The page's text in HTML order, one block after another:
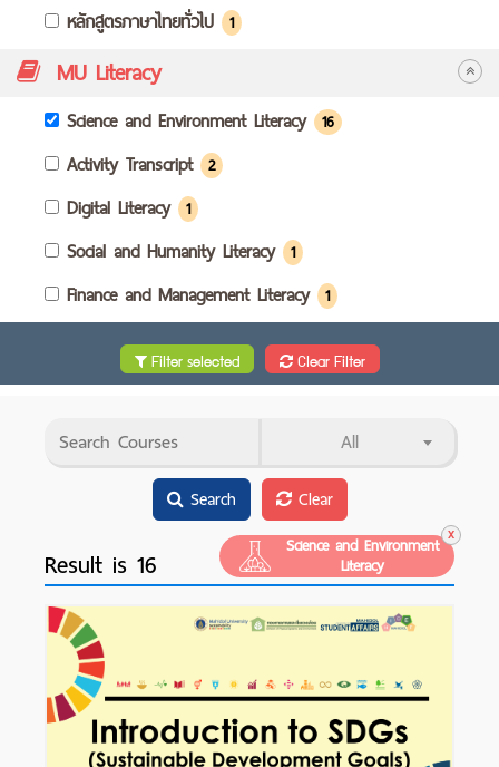
หลักสูตรภาษาไทยทั่วไป 1
MU Literacy
Science and Environment Literacy 16
Activity Transcript 2
Digital Literacy 1
Social and Humanity Literacy 1
Finance and Management Literacy 1
Filter selected Clear Filter
All
Search Clear
Result is 16 Science and Environment
Literacy
Learn More